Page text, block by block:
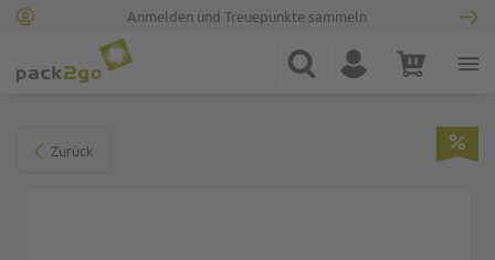
Anmelden und Treuepunkte sammeln
Suche Konto Warenkorb
Zurück